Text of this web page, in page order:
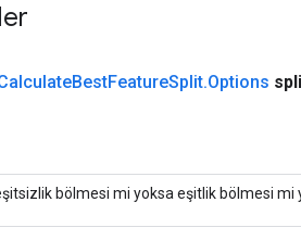
BestFeatureSplit.Options
bölmesi mi yoksa eşitlik bölmesi